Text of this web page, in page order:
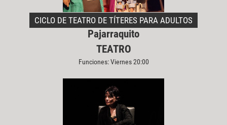
CICLO DE TEATRO DE TÍTERES PARA ADULTOS
Pajarraquito
TEATRO
Funciones: Viernes 20:00